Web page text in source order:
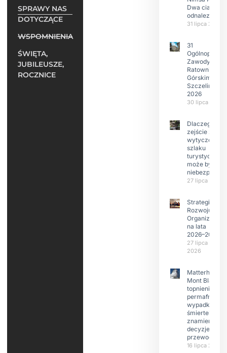
SPRAWY NAS
DOTYCZĄCE
WSPOMNIENIA
ŚWIĘTA,
JUBILEUSZE,
ROCZNICE
Dwa ciała
odnalezione.
31 lipca 2026
31
Ogólnopolskie
Zawody w
Ratownictwie
Górskim –
Szczeliniec
2026
30 lipca 2026
Dlaczego
zejście z
wytyczonego
szlaku
może być
27 lipca 2026
Strategia
Rozwoju
Organizacji
na lata
2026–2029
27 lipca
2026
Matterhorn i
Mont Blanc:
topnienie
permafrost,
wypadki
śmiertelne,
znamienne
decyzje
16 lipca 2026